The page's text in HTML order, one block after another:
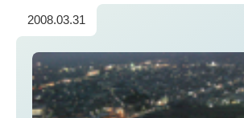
2008.03.31